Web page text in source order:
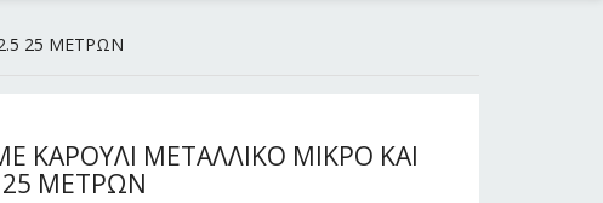
25 ΜΕΤΡΩΝ
ΚΑΡΟΥΛΙ ΜΕΤΑΛΛΙΚΟ ΜΙΚΡΟ ΚΑΙ
25 ΜΕΤΡΩΝ